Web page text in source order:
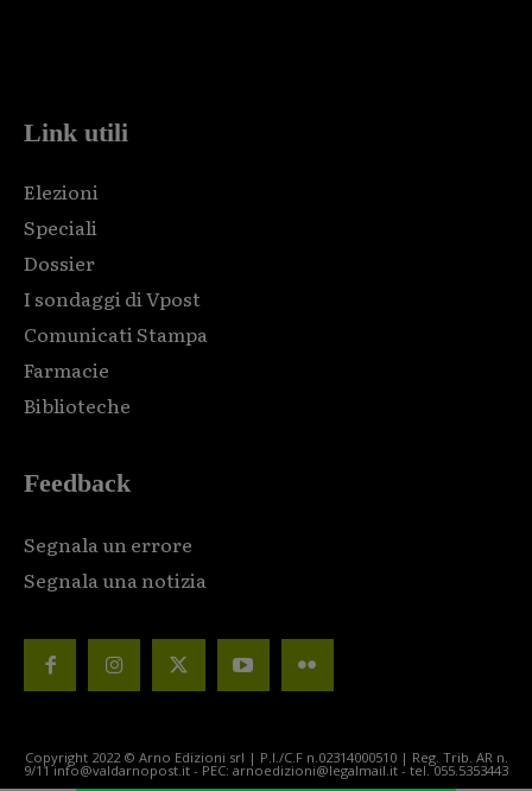
Link utili
Elezioni
Speciali
Dossier
I sondaggi di Vpost
Comunicati Stampa
Farmacie
Biblioteche
Feedback
Segnala un errore
Segnala una notizia
Copyright 2022 © Arno Edizioni srl | P.I./C.F n.02314000510 | Reg. Trib. AR n.
9/11 info@valdarnopost.it - PEC: arnoedizioni@legalmail.it - tel. 055.5353443